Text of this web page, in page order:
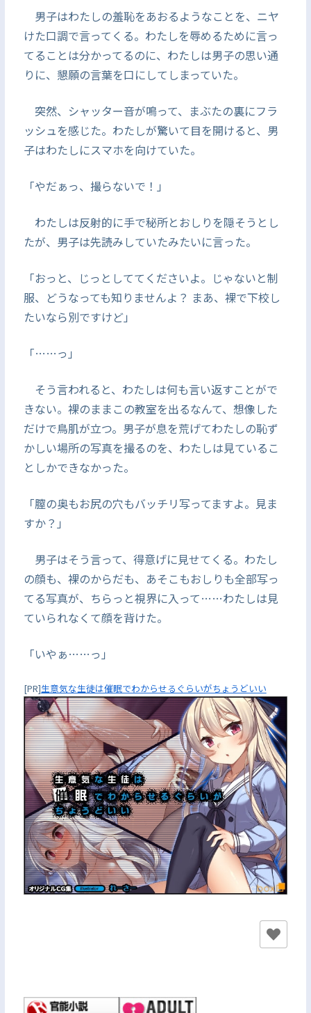
男子はわたしの羞恥をあおるようなことを、ニヤ
けた口調で言ってくる。わたしを辱めるために言っ
てることは分かってるのに、わたしは男子の思い通
りに、懇願の言葉を口にしてしまっていた。
突然、シャッター音が鳴って、まぶたの裏にフラ
ッシュを感じた。わたしが驚いて目を開けると、男
子はわたしにスマホを向けていた。
「やだぁっ、撮らないで！」
わたしは反射的に手で秘所とおしりを隠そうとし
たが、男子は先読みしていたみたいに言った。
「おっと、じっとしててくださいよ。じゃないと制
服、どうなっても知りませんよ？ まあ、裸で下校し
たいなら別ですけど」
「……っ」
そう言われると、わたしは何も言い返すことがで
きない。裸のままこの教室を出るなんて、想像した
だけで鳥肌が立つ。男子が息を荒げてわたしの恥ず
かしい場所の写真を撮るのを、わたしは見ているこ
としかできなかった。
「膣の奥もお尻の穴もバッチリ写ってますよ。見ま
すか？」
男子はそう言って、得意げに見せてくる。わたし
の顔も、裸のからだも、あそこもおしりも全部写っ
てる写真が、ちらっと視界に入って……わたしは見
ていられなくて顔を背けた。
「いやぁ……っ」
[PR]生意気な生徒は催眠でわからせるぐらいがちょうどいい